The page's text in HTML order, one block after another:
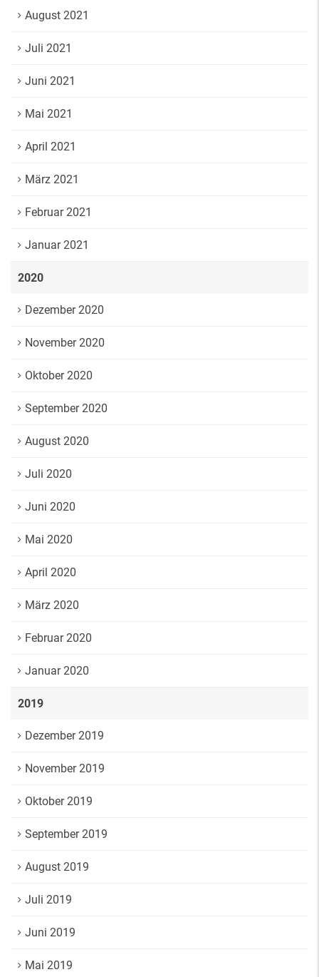
August 2021
Juli 2021
Juni 2021
Mai 2021
April 2021
März 2021
Februar 2021
Januar 2021
2020
Dezember 2020
November 2020
Oktober 2020
September 2020
August 2020
Juli 2020
Juni 2020
Mai 2020
April 2020
März 2020
Februar 2020
Januar 2020
2019
Dezember 2019
November 2019
Oktober 2019
September 2019
August 2019
Juli 2019
Juni 2019
Mai 2019